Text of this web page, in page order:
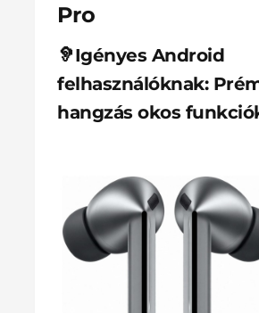
Pro
🦻Igényes Android
felhasználóknak:
hangzás okos